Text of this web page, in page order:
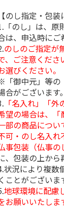
【のし指定・包装
「のし」は、原
は、申込時にご
のしのご指定が
、ご注意くださ
選びください。
「御中元」等の
合がございます。
「名入れ」「
望の場合は、「
部の商品につい
可・のし名入れ
事包装（仏事の
、包装の上から
状況により複数
ことがございま
地球環境に配慮
お願いいたしま